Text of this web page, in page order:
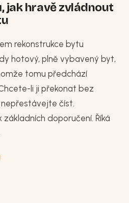
jak hravě zvládnout
rekonstrukce bytu
hotový, plně vybavený byt,
tomu předchází
li ji překonat bez
nepřestávejte číst.
doporučení. Říká